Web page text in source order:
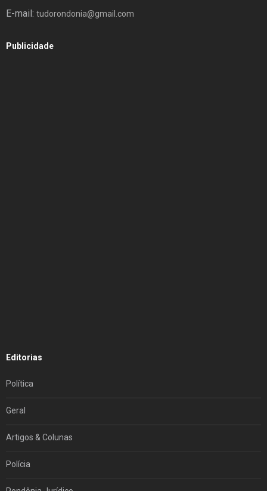
E-mail: tudorondonia@gmail.com
Publicidade
Editorias
Política
Geral
Artigos & Colunas
Polícia